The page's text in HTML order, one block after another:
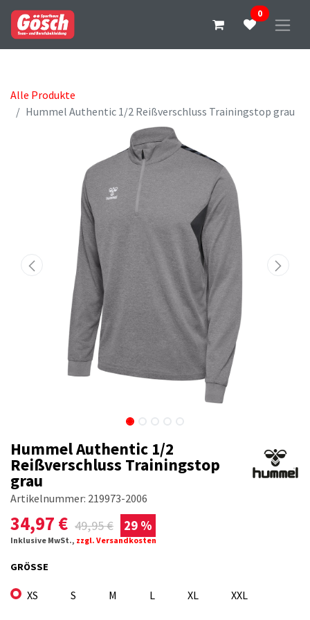
0
Alle Produkte
Hummel Authentic 1/2 Reißverschluss Trainingstop grau
Hummel Authentic 1/2
Reißverschluss Trainingstop
grau
Artikelnummer: 219973-2006
34,97 € 49,95€ 29 %
Inklusive MwSt., zzgl. Versandkosten
GRÖSSE
XS S M L XL XXL